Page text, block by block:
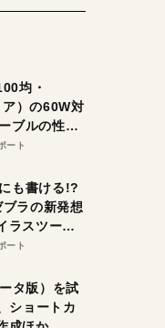
均・
）の60W対
ブルの性能
スパの1本を
ート
も書ける!?
ラの新発想
ラスツーウ
ー。持ち替
ート
タ版）を試
ショートカ